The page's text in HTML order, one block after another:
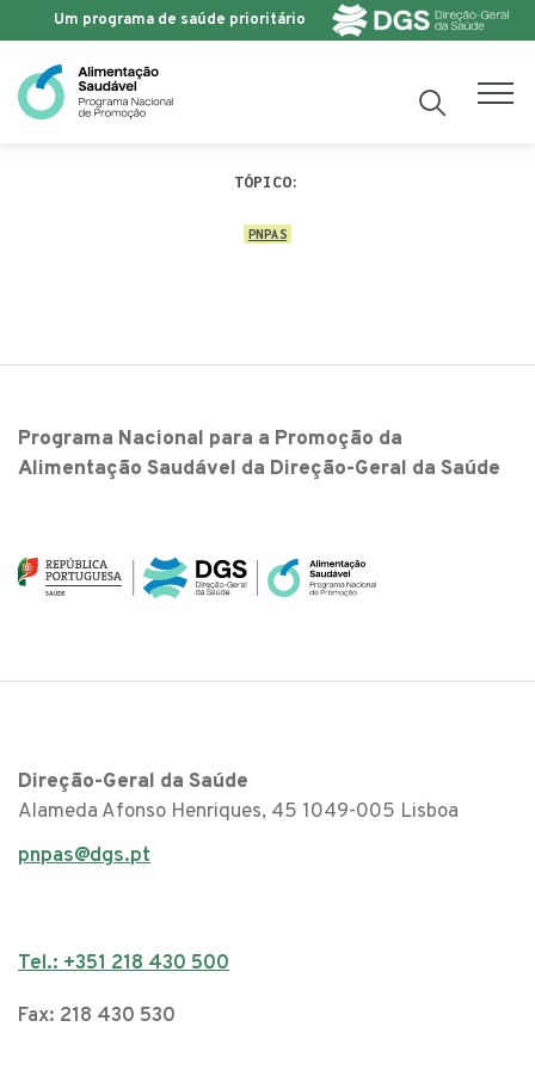
Saltar para o conteúdo
Um programa de saúde prioritário
TÓPICO:
PNPAS
Programa Nacional para a Promoção da
Alimentação Saudável da Direção-Geral da Saúde
Direção-Geral da Saúde
Alameda Afonso Henriques, 45 1049-005 Lisboa
pnpas@dgs.pt
Tel.: +351 218 430 500
Fax: 218 430 530